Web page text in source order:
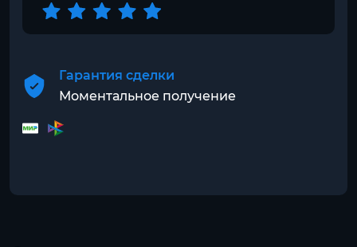
Гарантия сделки
Моментальное получение